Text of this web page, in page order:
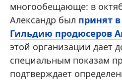
многообещающе: в
Александр был принят
Гильдию продюсеров
этой организации дает
специальным показам
подтверждает